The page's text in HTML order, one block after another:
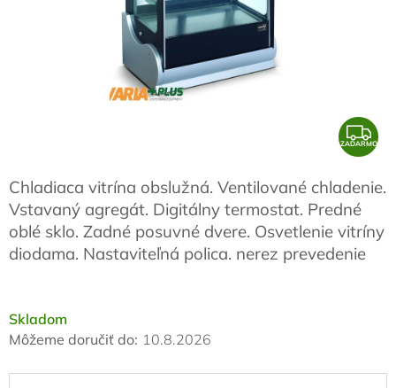
Z
A
D
R
ZADARMO
Skladom
Môžeme doručiť do: 10.8.2026
Chladiaca vitrína obslužná. Ventilované chladenie.
Vstavaný agregát. Digitálny termostat. Predné
oblé sklo. Zadné posuvné dvere. Osvetlenie vitríny
diodama. Nastaviteľná polica. nerez prevedenie